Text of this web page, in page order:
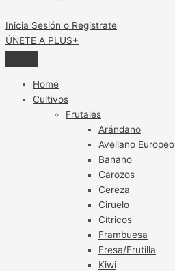
Inicia Sesión o Registrate
ÚNETE A PLUS+
Home
Cultivos
Frutales
Arándano
Avellano Europeo
Banano
Carozos
Cereza
Ciruelo
Cítricos
Frambuesa
Fresa/Frutilla
Kiwi